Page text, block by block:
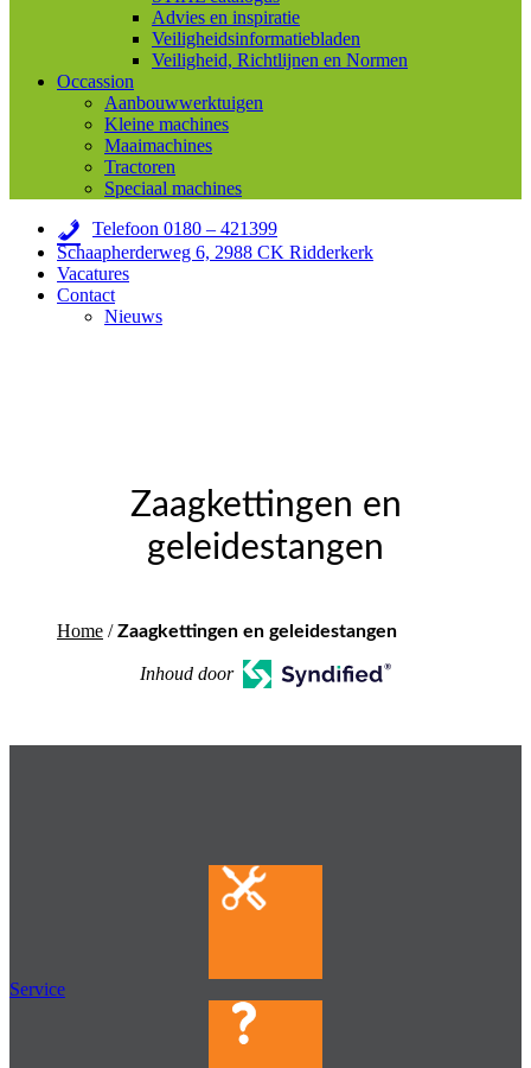
Advies en inspiratie
Veiligheidsinformatiebladen
Veiligheid, Richtlijnen en Normen
Occassion
Aanbouwwerktuigen
Kleine machines
Maaimachines
Tractoren
Speciaal machines
Telefoon 0180 – 421399
Schaapherderweg 6, 2988 CK Ridderkerk
Vacatures
Contact
Nieuws
Zaagkettingen en
geleidestangen
Home /Zaagkettingen en geleidestangen
Inhoud door
Service